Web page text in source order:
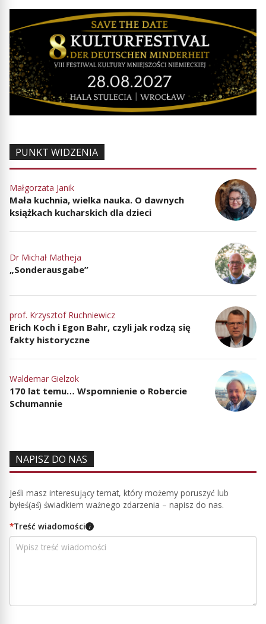
PUNKT WIDZENIA
Małgorzata Janik
Mała kuchnia, wielka nauka. O dawnych
książkach kucharskich dla dzieci
Dr Michał Matheja
„Sonderausgabe”
prof. Krzysztof Ruchniewicz
Erich Koch i Egon Bahr, czyli jak rodzą się
fakty historyczne
Waldemar Gielzok
170 lat temu… Wspomnienie o Robercie
Schumannie
NAPISZ DO NAS
Jeśli masz interesujący temat, który możemy poruszyć lub
byłeś(aś) świadkiem ważnego zdarzenia – napisz do nas.
*Treść wiadomości i